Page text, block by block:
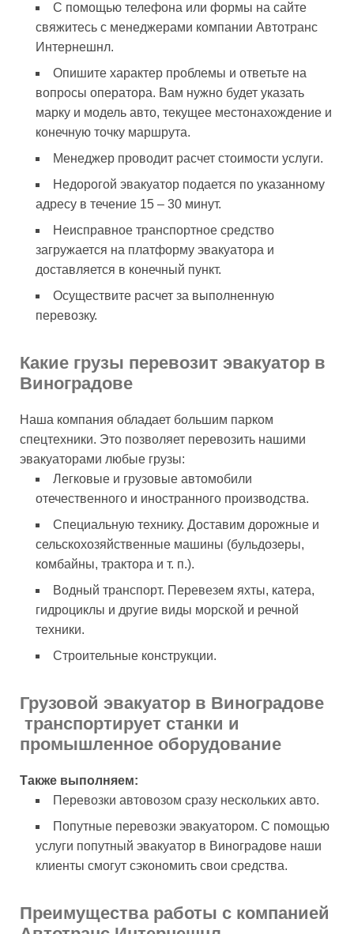
С помощью телефона или формы на сайте
свяжитесь с менеджерами компании Автотранс
Интернешнл.
Опишите характер проблемы и ответьте на
вопросы оператора. Вам нужно будет указать
марку и модель авто, текущее местонахождение и
конечную точку маршрута.
Менеджер проводит расчет стоимости услуги.
Недорогой эвакуатор подается по указанному
адресу в течение 15 – 30 минут.
Неисправное транспортное средство
загружается на платформу эвакуатора и
доставляется в конечный пункт.
Осуществите расчет за выполненную
перевозку.
Какие грузы перевозит эвакуатор в
Виноградове
Наша компания обладает большим парком
спецтехники. Это позволяет перевозить нашими
эвакуаторами любые грузы:
Легковые и грузовые автомобили
отечественного и иностранного производства.
Специальную технику. Доставим дорожные и
сельскохозяйственные машины (бульдозеры,
комбайны, трактора и т. п.).
Водный транспорт. Перевезем яхты, катера,
гидроциклы и другие виды морской и речной
техники.
Строительные конструкции.
Грузовой эвакуатор в Виноградове
транспортирует станки и
промышленное оборудование
Также выполняем:
Перевозки автовозом сразу нескольких авто.
Попутные перевозки эвакуатором. С помощью
услуги попутный эвакуатор в Виноградове наши
клиенты смогут сэкономить свои средства.
Преимущества работы с компанией